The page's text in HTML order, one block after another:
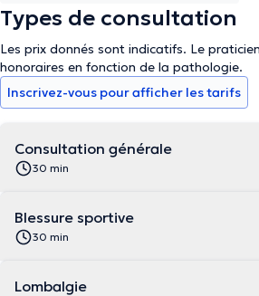
Types de consultation
Les prix donnés sont indicatifs. Le
honoraires en fonction de la pathologie.
Inscrivez-vous pour afficher les tarifs
Consultation générale
30 min
Blessure sportive
30 min
Lombalgie